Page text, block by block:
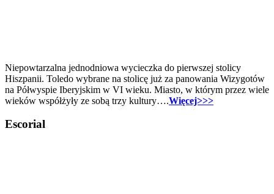
Niepowtarzalna jednodniowa wycieczka do pierwszej stolicy
Hiszpanii. Toledo wybrane na stolicę już za panowania Wizygotów
na Półwyspie Iberyjskim w VI wieku. Miasto, w którym przez wiele
wieków współżyły ze sobą trzy kultury….Więcej>>>
Escorial